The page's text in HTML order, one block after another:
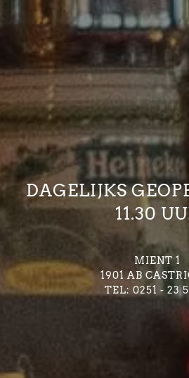
DAGELIJKS
11.30
MIENT 1
1901 AB
TEL: 0251 - 23